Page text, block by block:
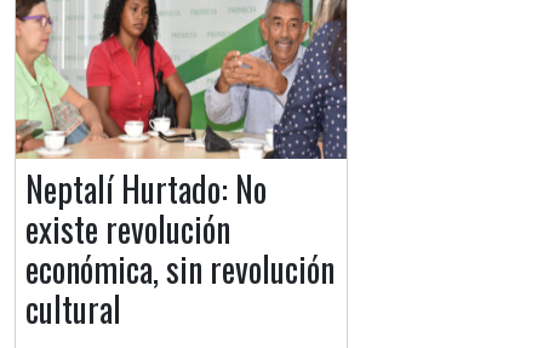
Neptalí Hurtado: No
existe revolución
económica, sin revolución
cultural